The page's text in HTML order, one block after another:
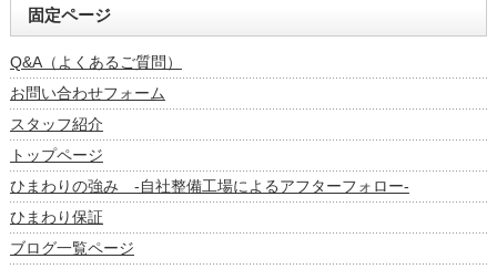
固定ページ
Q&A（よくあるご質問）
お問い合わせフォーム
スタッフ紹介
トップページ
ひまわりの強み -自社整備工場によるアフターフォロー-
ひまわり保証
ブログ一覧ページ